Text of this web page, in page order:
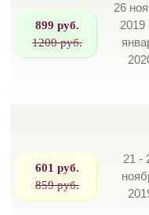
899 руб.
1200 руб.
26
2019
601 руб.
859 руб.
21 -